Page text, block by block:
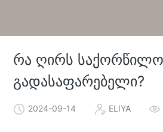
რა ღირს
გადასაფარებელი?
2024-09-14 ELIYA